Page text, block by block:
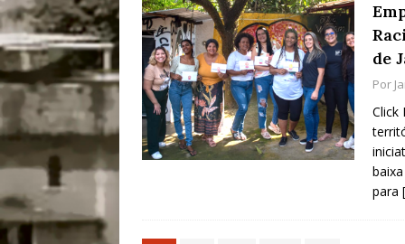
de
Por
Click
para